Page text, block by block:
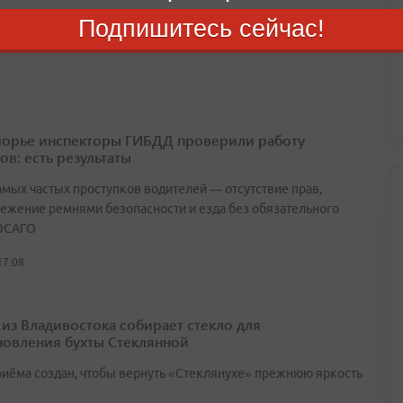
инспекторы ГИБДД проверили работу
есть результаты
частых проступков водителей — отсутствие прав,
ремнями безопасности и езда без обязательного
Владивостока собирает стекло для
бухты Стеклянной
создан, чтобы вернуть «Стеклянухе» прежнюю яркость
Подпишитесь сейчас!